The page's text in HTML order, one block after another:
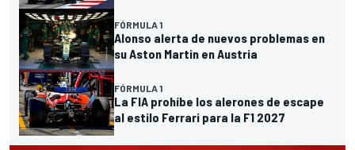
FÓRMULA 1
Alonso alerta de nuevos problemas en
su Aston Martin en Austria
FÓRMULA 1
La FIA prohíbe los alerones de escape
al estilo Ferrari para la F1 2027